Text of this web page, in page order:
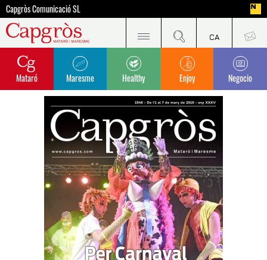
Capgròs Comunicació SL
Mataró Maresme Healthy Enjoy Negocio